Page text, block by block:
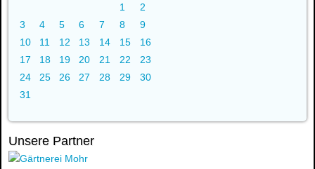
1
2
3
4 5 6 7 8
9
10
11 12 13 14 15
16
17
18 19 20 21 22
23
24
25 26 27 28 29
30
31
Unsere Partner